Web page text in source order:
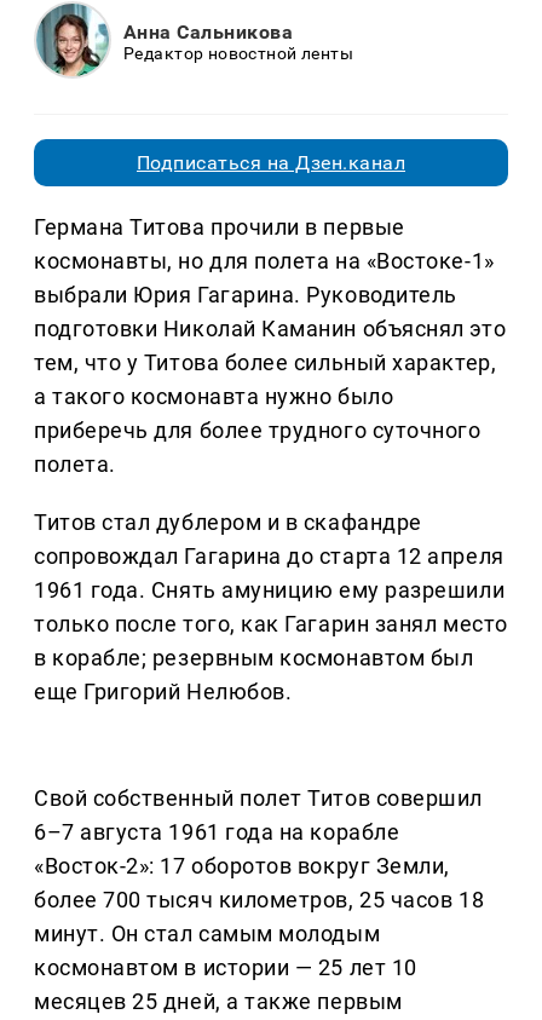
Анна Сальникова
Редактор новостной ленты
Подписаться на Дзен.канал
Германа Титова прочили в первые
космонавты, но для полета на «Востоке-1»
выбрали Юрия Гагарина. Руководитель
подготовки Николай Каманин объяснял это
тем, что у Титова более сильный характер,
а такого космонавта нужно было
приберечь для более трудного суточного
полета.
Титов стал дублером и в скафандре
сопровождал Гагарина до старта 12 апреля
1961 года. Снять амуницию ему разрешили
только после того, как Гагарин занял место
в корабле; резервным космонавтом был
еще Григорий Нелюбов.
Свой собственный полет Титов совершил
6–7 августа 1961 года на корабле
«Восток-2»: 17 оборотов вокруг Земли,
более 700 тысяч километров, 25 часов 18
минут. Он стал самым молодым
космонавтом в истории — 25 лет 10
месяцев 25 дней, а также первым